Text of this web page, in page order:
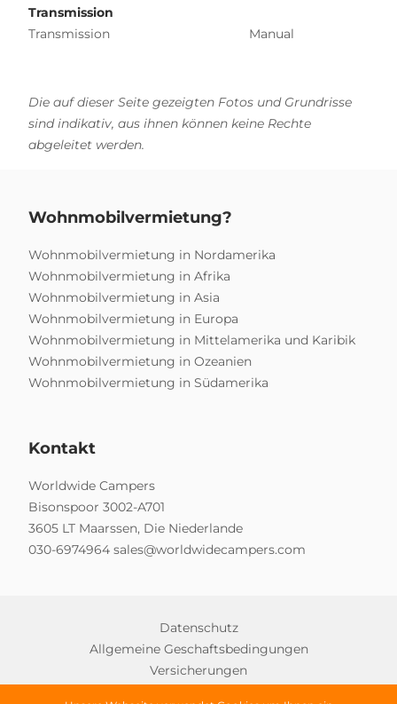
Transmission
Transmission
Manual
Die auf dieser Seite gezeigten Fotos und Grundrisse
sind indikativ, aus ihnen können keine Rechte
abgeleitet werden.
Wohnmobilvermietung?
Wohnmobilvermietung in Nordamerika
Wohnmobilvermietung in Afrika
Wohnmobilvermietung in Asia
Wohnmobilvermietung in Europa
Wohnmobilvermietung in Mittelamerika und Karibik
Wohnmobilvermietung in Ozeanien
Wohnmobilvermietung in Südamerika
Kontakt
Worldwide Campers
Bisonspoor 3002-A701
3605 LT Maarssen, Die Niederlande
030-6974964 sales@worldwidecampers.com
Datenschutz
Allgemeine Geschaftsbedingungen
Versicherungen